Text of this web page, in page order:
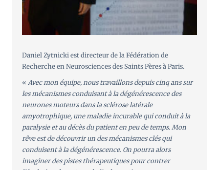
Daniel Zytnicki est directeur de la Fédération de
Recherche en Neurosciences des Saints Pères à Paris.
« Avec mon équipe, nous travaillons depuis cinq ans sur
les mécanismes conduisant à la dégénérescence des
neurones moteurs dans la sclérose latérale
amyotrophique, une maladie incurable qui conduit à la
paralysie et au décès du patient en peu de temps. Mon
rêve est de découvrir un des mécanismes clés qui
conduisent à la dégénérescence. On pourra alors
imaginer des pistes thérapeutiques pour contrer